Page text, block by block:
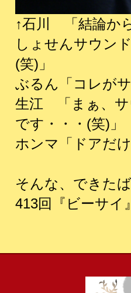
↑石川 「結論か
しょせんサウン
(笑)」
ぶるん「コレが
生江 「まぁ、サ
です・・・(笑)」
ホンマ「ドアだ
そんな、できた
413回『ビーサイ